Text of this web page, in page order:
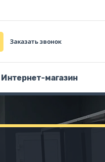
Заказать звонок
Интернет-магазин